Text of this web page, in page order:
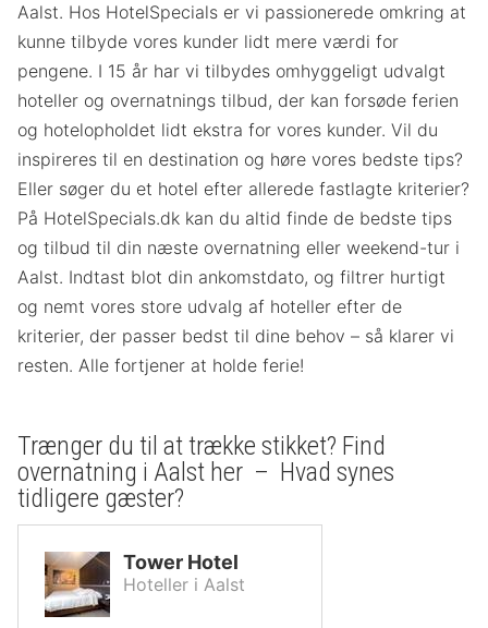
Aalst. Hos HotelSpecials er vi passionerede omkring at
kunne tilbyde vores kunder lidt mere værdi for
pengene. I 15 år har vi tilbydes omhyggeligt udvalgt
hoteller og overnatnings tilbud, der kan forsøde ferien
og hotelopholdet lidt ekstra for vores kunder. Vil du
inspireres til en destination og høre vores bedste tips?
Eller søger du et hotel efter allerede fastlagte kriterier?
På HotelSpecials.dk kan du altid finde de bedste tips
og tilbud til din næste overnatning eller weekend-tur i
Aalst. Indtast blot din ankomstdato, og filtrer hurtigt
og nemt vores store udvalg af hoteller efter de
kriterier, der passer bedst til dine behov – så klarer vi
resten. Alle fortjener at holde ferie!
Trænger du til at trække stikket? Find
overnatning i Aalst her – Hvad synes
tidligere gæster?
Tower Hotel
Hoteller i Aalst